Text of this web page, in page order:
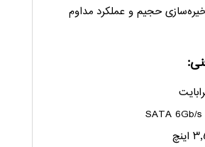
حجیم و عملکرد مداوم